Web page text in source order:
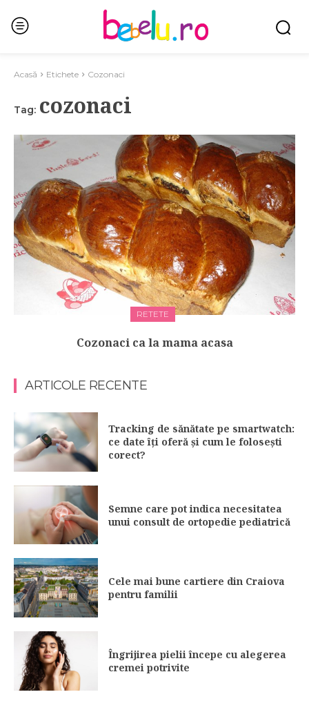
Acasă Etichete Cozonaci
Tag: cozonaci
RETETE
Cozonaci ca la mama acasa
ARTICOLE RECENTE
Tracking de sănătate pe smartwatch:
ce date îți oferă și cum le folosești
corect?
Semne care pot indica necesitatea
unui consult de ortopedie pediatrică
Cele mai bune cartiere din Craiova
pentru familii
Îngrijirea pielii începe cu alegerea
cremei potrivite